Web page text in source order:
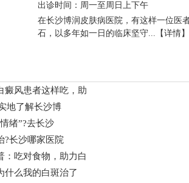
出诊时间：周一至周日上下午
在长沙博润皮肤病医院，有这样一位医
石，以多年如一日的临床坚守...【详情】
癜风患者这样吃，助
地了解长沙博
绪”?去长沙
?长沙哪家医院
：吃对食物，助力白
什么我的白斑治了